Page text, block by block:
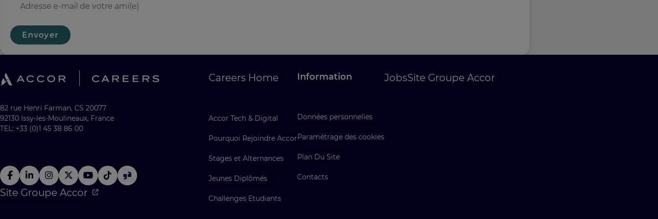
Envoyer
82 rue Henri Farman, CS 20077
92130 Issy-les-Moulineaux, France
TEL: +33 (0)1 45 38 86 00
Site Groupe Accor
Careers Home
Accor Tech & Digital
Pourquoi Rejoindre Accor
Stages et Alternances
Jeunes Diplômés
Challenges Etudiants
Information
Données personnelles
Paramétrage des cookies
Plan Du Site
Contacts
JobsSite Groupe Accor